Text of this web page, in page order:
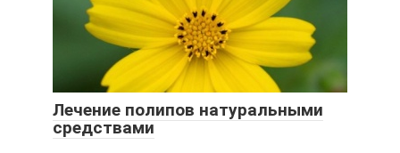
Лечение полипов натуральными
средствами